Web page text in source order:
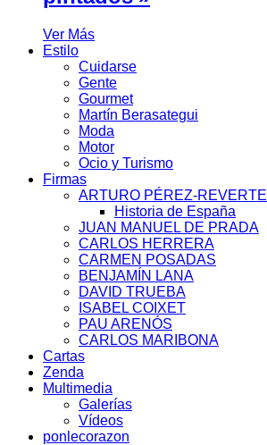
Ver Más
Estilo
Cuidarse
Gente
Gourmet
Martín Berasategui
Moda
Motor
Ocio y Turismo
Firmas
ARTURO PÉREZ-REVERTE
Historia de España
JUAN MANUEL DE PRADA
CARLOS HERRERA
CARMEN POSADAS
BENJAMÍN LANA
DAVID TRUEBA
ISABEL COIXET
PAU ARENÓS
CARLOS MARIBONA
Cartas
Zenda
Multimedia
Galerías
Vídeos
ponlecorazon